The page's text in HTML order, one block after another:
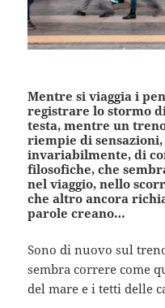
Mentre si viaggia i
registrare lo stormo
testa, mentre un
riempie di
invariabilmente, di
filosofiche, che
nel viaggio, nello
che altro ancora
parole creano…
Sono di nuovo sul
sembra correre come
del mare e i tetti delle